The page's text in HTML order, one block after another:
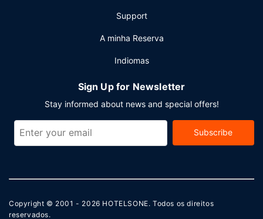
Support
A minha Reserva
Indiomas
Sign Up for Newsletter
Stay informed about news and special offers!
Subscribe
Copyright © 2001 - 2026 HOTELSONE. Todos os direitos
reservados.